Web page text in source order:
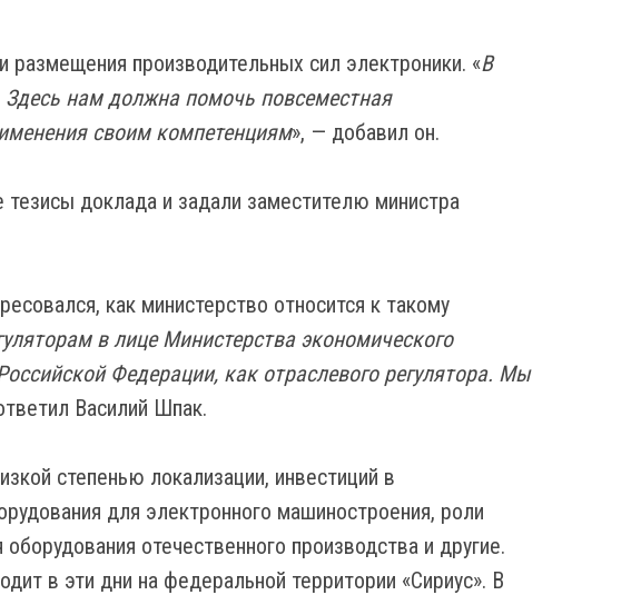
производительных сил электроники. «В
нам должна помочь повсеместная
своим компетенциям», — добавил он.
доклада и задали заместителю министра
как министерство относится к такому
в лице Министерства экономического
Федерации, как отраслевого регулятора. Мы
Василий Шпак.
степенью локализации, инвестиций в
для электронного машиностроения, роли
отечественного производства и другие.
в эти дни на федеральной территории «Сириус». В